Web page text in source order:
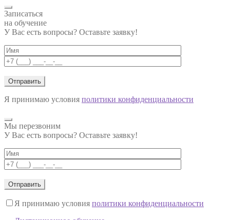
Записаться
на обучение
У Вас есть вопросы? Оставьте заявку!
Я принимаю условия политики конфиденциальности
Мы перезвоним
У Вас есть вопросы? Оставьте заявку!
Я принимаю условия политики конфиденциальности